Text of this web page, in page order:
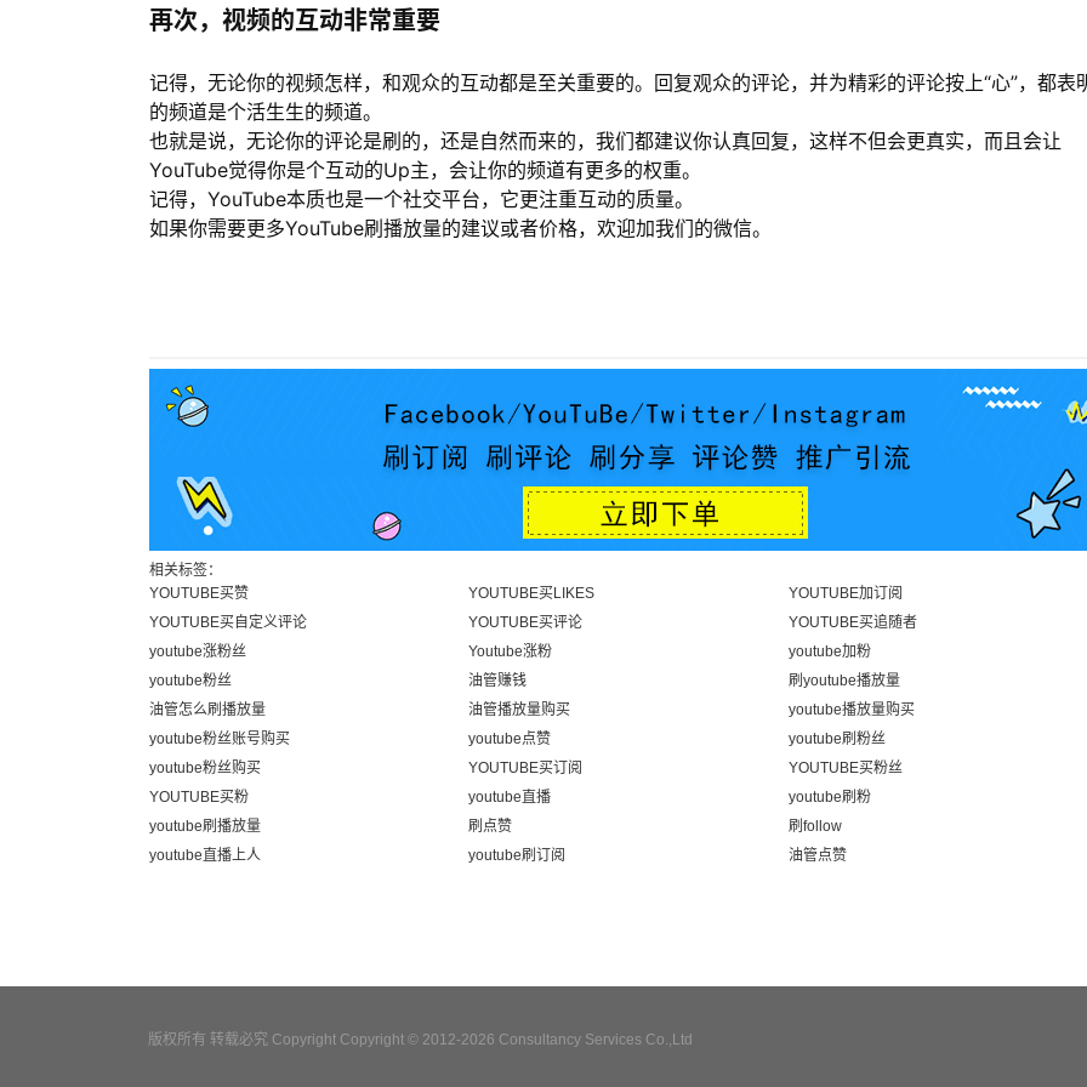
再次，视频的互动非常重要
记得，无论你的视频怎样，和观众的互动都是至关重要的。回复观众的评论，并为精彩的评论按上“心”，都表
的频道是个活生生的频道。
也就是说，无论你的评论是刷的，还是自然而来的，我们都建议你认真回复，这样不但会更真实，而且会让
YouTube觉得你是个互动的Up主，会让你的频道有更多的权重。
记得，YouTube本质也是一个社交平台，它更注重互动的质量。
如果你需要更多YouTube刷播放量的建议或者价格，欢迎加我们的微信。
相关标签：
YOUTUBE买赞
YOUTUBE买LIKES
YOUTUBE加订阅
YOUTUBE买自定义评论
YOUTUBE买评论
YOUTUBE买追随者
youtube涨粉丝
Youtube涨粉
youtube加粉
youtube粉丝
油管赚钱
刷youtube播放量
油管怎么刷播放量
油管播放量购买
youtube播放量购买
youtube粉丝账号购买
youtube点赞
youtube刷粉丝
youtube粉丝购买
YOUTUBE买订阅
YOUTUBE买粉丝
YOUTUBE买粉
youtube直播
youtube刷粉
youtube刷播放量
刷点赞
刷follow
youtube直播上人
youtube刷订阅 油管点赞
版权所有 转载必究 Copyright Copyright © 2012-2026 Consultancy Services Co.,Ltd